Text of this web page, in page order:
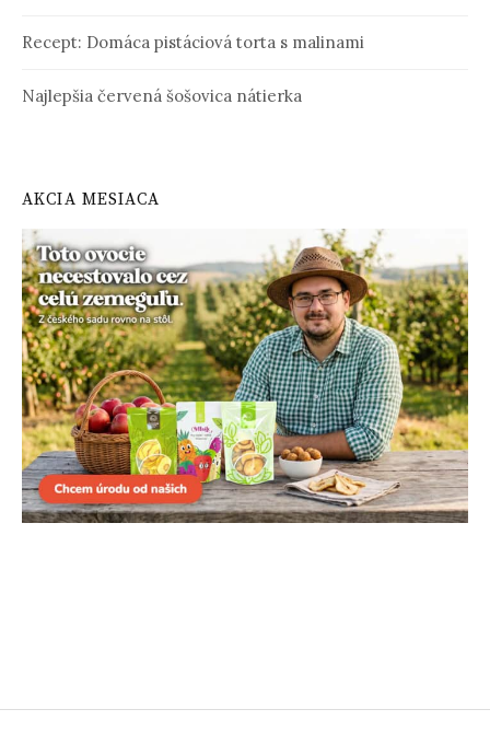
Recept: Domáca pistáciová torta s malinami
Najlepšia červená šošovica nátierka
AKCIA MESIACA